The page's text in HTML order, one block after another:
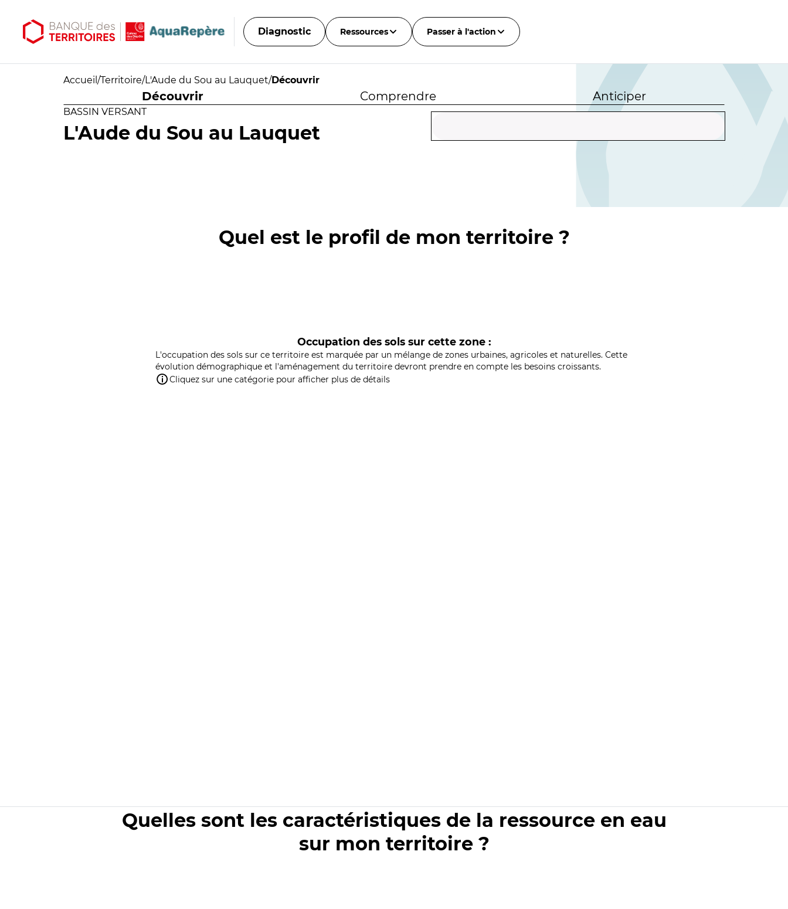
Diagnostic Ressources Passer à l'action
Accueil /Territoire/L'Aude du Sou au Lauquet/Découvrir
Découvrir Comprendre Anticiper
BASSIN VERSANT
L'Aude du Sou au Lauquet
Quel est le profil de mon territoire ?
Occupation des sols sur cette zone :
L'occupation des sols sur ce territoire est marquée par un mélange de zones urbaines, agricoles et naturelles. Cette
évolution démographique et l'aménagement du territoire devront prendre en compte les besoins croissants.
Cliquez sur une catégorie pour afficher plus de détails
Quelles sont les caractéristiques de la ressource en eau
sur mon territoire ?